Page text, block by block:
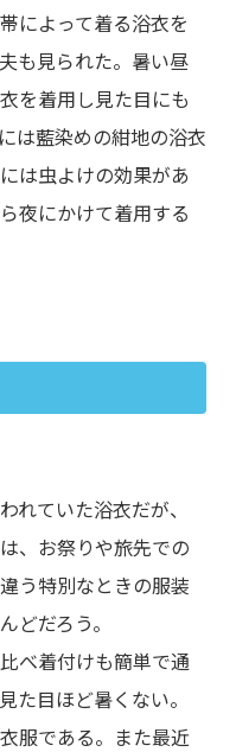
によって着る浴衣を
も見られた。暑い昼
を着用し見た目にも
は藍染めの紺地の浴衣
は虫よけの効果があ
夜にかけて着用する
ていた浴衣だが、
、お祭りや旅先での
う特別なときの服装
どだろう。
べ着付けも簡単で通
た目ほど暑くない。
服である。また最近